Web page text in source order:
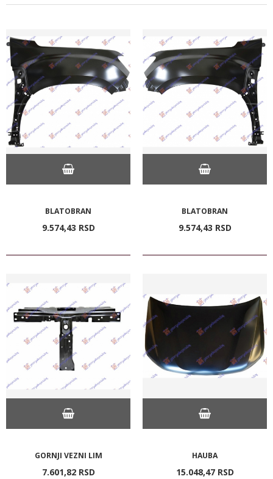
BLATOBRAN
9.574,43 RSD
BLATOBRAN
9.574,43 RSD
GORNJI VEZNI LIM
7.601,82 RSD
HAUBA
15.048,47 RSD